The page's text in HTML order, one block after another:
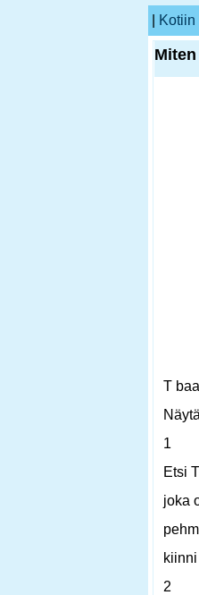
Kotiin
T
1
Etsi
joka
2